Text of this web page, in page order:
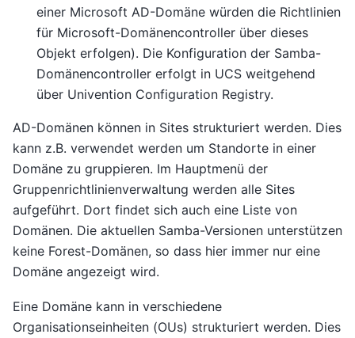
einer Microsoft AD-Domäne würden die Richtlinien
für Microsoft-Domänencontroller über dieses
Objekt erfolgen). Die Konfiguration der Samba-
Domänencontroller erfolgt in UCS weitgehend
über Univention Configuration Registry.
AD-Domänen können in Sites strukturiert werden. Dies
kann z.B. verwendet werden um Standorte in einer
Domäne zu gruppieren. Im Hauptmenü der
Gruppenrichtlinienverwaltung werden alle Sites
aufgeführt. Dort findet sich auch eine Liste von
Domänen. Die aktuellen Samba-Versionen unterstützen
keine Forest-Domänen, so dass hier immer nur eine
Domäne angezeigt wird.
Eine Domäne kann in verschiedene
Organisationseinheiten (OUs) strukturiert werden. Dies